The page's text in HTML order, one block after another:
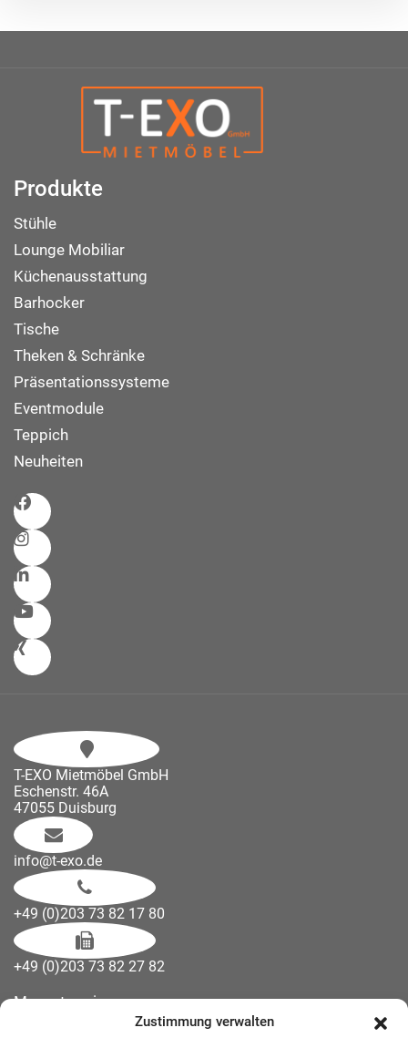
Zustimmung verwalten
Produkte
Stühle
Lounge Mobiliar
Küchenausstattung
Barhocker
Tische
Theken & Schränke
Präsentationssysteme
Eventmodule
Teppich
Neuheiten
T-EXO Mietmöbel GmbH
Eschenstr. 46A
47055 Duisburg
info@t-exo.de
+49 (0)203 73 82 17 80
+49 (0)203 73 82 27 82
Messetermine